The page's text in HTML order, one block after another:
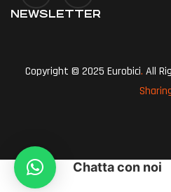
NEWSLETTER
Copyright © 2025 Eurobici. All
Chatta con noi